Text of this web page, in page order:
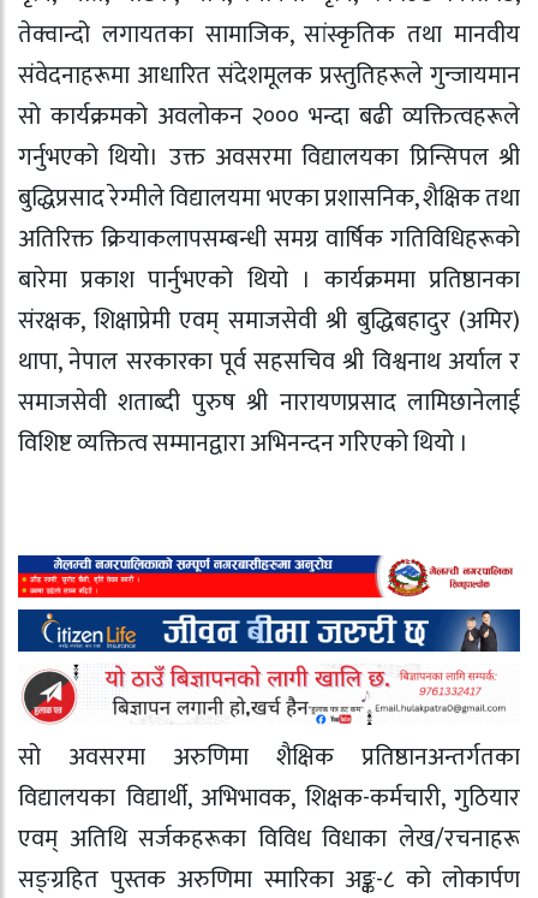
तेक्वान्दो लगायतका सामाजिक, सांस्कृतिक तथा मानवीय
संवेदनाहरूमा आधारित संदेशमूलक प्रस्तुतिहरूले गुन्जायमान
सो कार्यक्रमको अवलोकन २००० भन्दा बढी व्यक्तित्वहरूले
गर्नुभएको थियो। उक्त अवसरमा विद्यालयका प्रिन्सिपल श्री
बुद्धिप्रसाद रेग्मीले विद्यालयमा भएका प्रशासनिक, शैक्षिक तथा
अतिरिक्त क्रियाकलापसम्बन्धी समग्र वार्षिक गतिविधिहरूको
बारेमा प्रकाश पार्नुभएको थियो । कार्यक्रममा प्रतिष्ठानका
संरक्षक, शिक्षाप्रेमी एवम् समाजसेवी श्री बुद्धिबहादुर (अमिर)
थापा, नेपाल सरकारका पूर्व सहसचिव श्री विश्वनाथ अर्याल र
समाजसेवी शताब्दी पुरुष श्री नारायणप्रसाद लामिछानेलाई
विशिष्ट व्यक्तित्व सम्मानद्वारा अभिनन्दन गरिएको थियो ।
सो अवसरमा अरुणिमा शैक्षिक प्रतिष्ठानअन्तर्गतका
विद्यालयका विद्यार्थी, अभिभावक, शिक्षक-कर्मचारी, गुठियार
एवम् अतिथि सर्जकहरूका विविध विधाका लेख/रचनाहरू
सङ्ग्रहित पुस्तक अरुणिमा स्मारिका अङ्क-८ को लोकार्पण